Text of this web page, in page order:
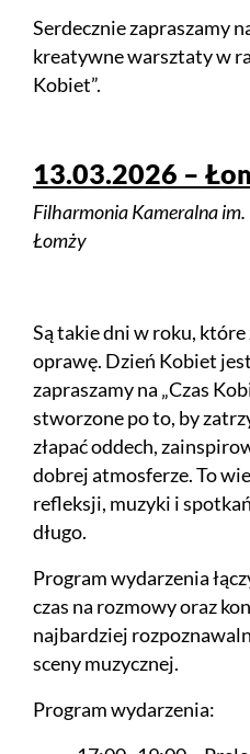
Serdecznie zapraszamy
kreatywne warsztaty w
Kobiet”.
13.03.2026 –
Filharmonia Kameralna
Łomży
Są takie dni w roku,
oprawę. Dzień Kobiet
zapraszamy na „Czas
stworzone po to, by
złapać oddech,
dobrej atmosferze. To
refleksji, muzyki i
długo.
Program wydarzenia
czas na rozmowy oraz
najbardziej
sceny muzycznej.
Program wydarzenia: